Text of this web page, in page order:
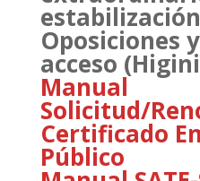
estabilización
Oposiciones
acceso
Manual
Solicitud/
Certificado
Público